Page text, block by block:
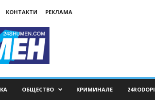
КОНТАКТИ РЕКЛАМА
ОБЩЕСТВО КРИМИНАЛЕ 24RODOPI